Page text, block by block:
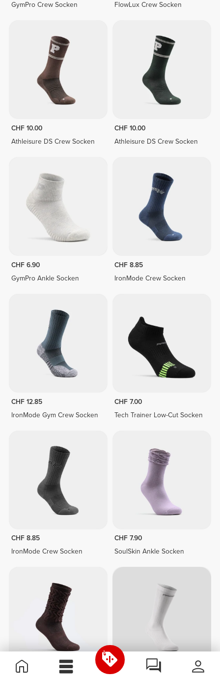
GymPro Crew Socken
FlowLux Crew Socken
CHF 10.00
Athleisure DS Crew Socken
CHF 10.00
Athleisure DS Crew Socken
CHF 6.90
GymPro Ankle Socken
CHF 8.85
IronMode Crew Socken
CHF 12.85
IronMode Gym Crew Socken
CHF 7.00
Tech Trainer Low-Cut Socken
CHF 8.85
IronMode Crew Socken
CHF 7.90
SoulSkin Ankle Socken
CHF 9.90 CHF 12.85